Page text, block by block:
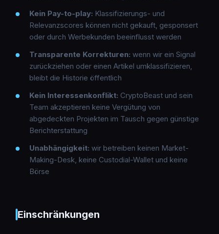
Kein Pay-to-play: Klassifizierungs- und
Relevanzscores können nicht gekauft, gesponsert
oder durch Werbekunden beeinflusst werden
Transparente Korrekturen: wenn wir ein Signal
zurückziehen oder einen Artikel umklassifizieren,
bleibt die Historie öffentlich
Kein Interessenkonflikt: CryptoBeast und sein
Team akzeptieren keine Vergütung von
abgedeckten Projekten im Tausch gegen günstige
Berichterstattung
Unabhängigkeit: wir betreiben keinen Market-
Making-Desk, keine Custodial-Wallet und keine
Börse
Einschränkungen